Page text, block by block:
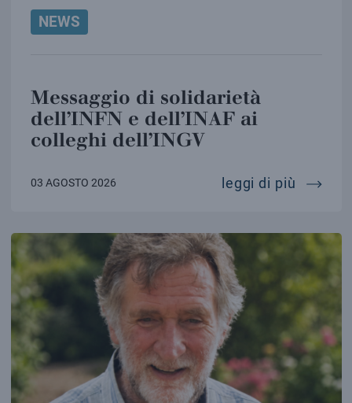
NEWS
Messaggio di solidarietà
dell’INFN e dell’INAF ai
colleghi dell’INGV
03 AGOSTO 2026 leggi di più